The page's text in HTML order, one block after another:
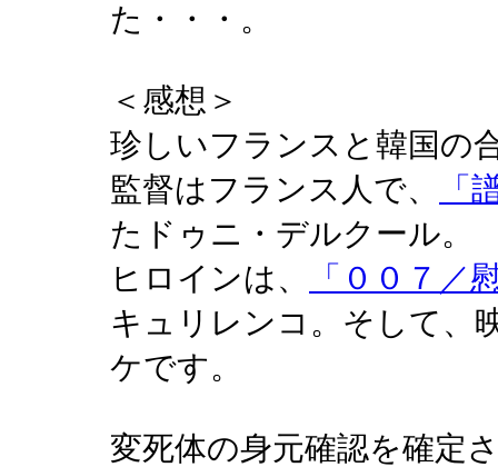
た・・・。
＜感想＞
珍しいフランスと韓国の
監督はフランス人で、
「
たドゥニ・デルクール。
ヒロインは、
「００７／
キュリレンコ。そして、
ケです。
変死体の身元確認を確定